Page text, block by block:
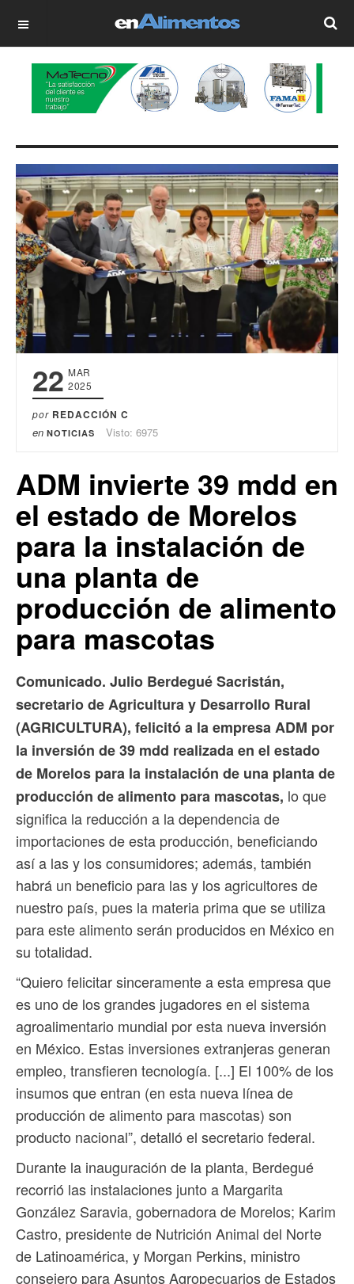
OFF CANVAS
22 MAR
2025
por REDACCIÓN C
en NOTICIAS Visto: 6975
ADM invierte 39 mdd en
el estado de Morelos
para la instalación de
una planta de
producción de alimento
para mascotas
Comunicado. Julio Berdegué Sacristán,
secretario de Agricultura y Desarrollo Rural
(AGRICULTURA), felicitó a la empresa ADM por
la inversión de 39 mdd realizada en el estado
de Morelos para la instalación de una planta de
producción de alimento para mascotas, lo que
significa la reducción a la dependencia de
importaciones de esta producción, beneficiando
así a las y los consumidores; además, también
habrá un beneficio para las y los agricultores de
nuestro país, pues la materia prima que se utiliza
para este alimento serán producidos en México en
su totalidad.
“Quiero felicitar sinceramente a esta empresa que
es uno de los grandes jugadores en el sistema
agroalimentario mundial por esta nueva inversión
en México. Estas inversiones extranjeras generan
empleo, transfieren tecnología. [...] El 100% de los
insumos que entran (en esta nueva línea de
producción de alimento para mascotas) son
producto nacional”, detalló el secretario federal.
Durante la inauguración de la planta, Berdegué
recorrió las instalaciones junto a Margarita
González Saravia, gobernadora de Morelos; Karim
Castro, presidente de Nutrición Animal del Norte
de Latinoamérica, y Morgan Perkins, ministro
consejero para Asuntos Agropecuarios de Estados